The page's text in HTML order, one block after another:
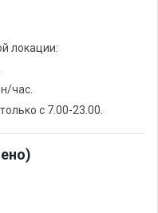
локации:
час.
с 7.00-23.00.